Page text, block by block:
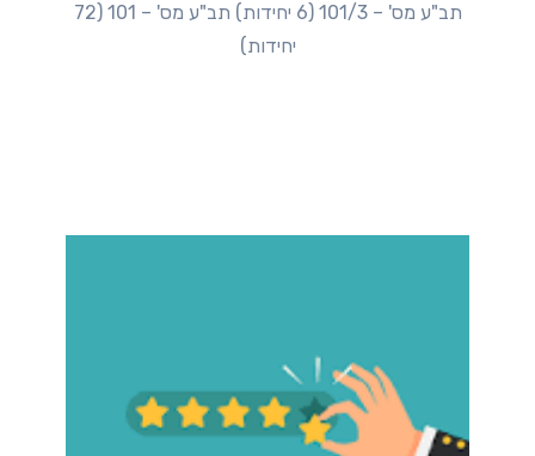
תב"ע מס' – 101/3 (6 יחידות) תב"ע מס' – 101 (72
יחידות)